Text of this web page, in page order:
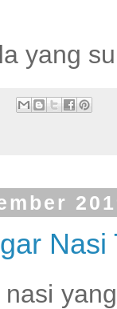
yang
Nasi